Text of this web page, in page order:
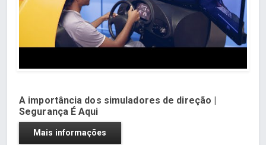
A importância dos simuladores de direção |
Segurança É Aqui
Mais informações